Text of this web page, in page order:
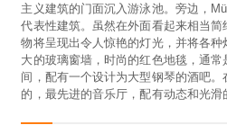
主义建筑的门面沉入游泳池。旁边，
代表性建筑。虽然在外面看起来相当
物将呈现出令人惊艳的灯光，并将各
大的玻璃窗墙，时尚的红色地毯，通
间，配有一个设计为大型钢琴的酒吧
的，最先进的音乐厅，配有动态和光滑